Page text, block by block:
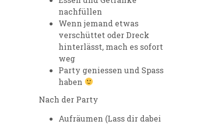
nachfüllen
Wenn jemand etwas
verschüttet oder Dreck
hinterlässt, mach es sofort
weg
Party geniessen und Spass
haben
Nach der Party
Aufräumen (Lass dir dabei